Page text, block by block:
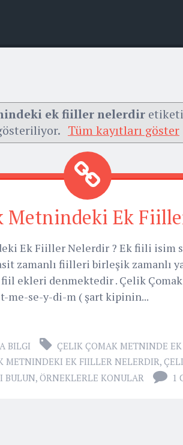
ek fiiller nelerdir
Tüm kayıtları göster
Metnindeki Ek
Ek Fiiller Nelerdir ? Ek fiili isim
zamanlı fiilleri birleşik zamanlı
fiil ekleri denmektedir . Çelik
me-se-y-di-m ( şart kipinin...
BILGI
ÇELIK ÇOMAK METNINDE
METNINDEKI EK FIILLER NELERDIR,
BULUN, ÖRNEKLERLE KONULAR 1